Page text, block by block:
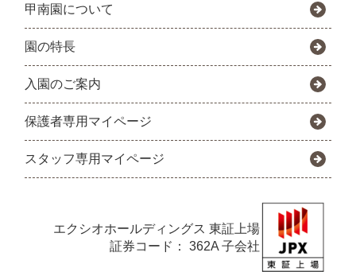
甲南園について
園の特長
入園のご案内
保護者専用マイページ
スタッフ専用マイページ
エクシオホールディングス 東証上場
証券コード： 362A 子会社